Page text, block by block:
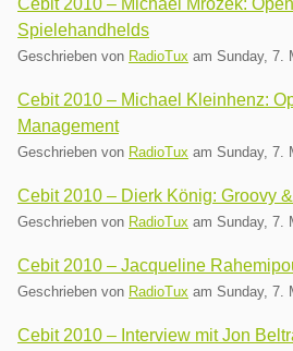
Cebit 2010 – Michael Mrozek:
Spielehandhelds
Geschrieben von RadioTux am Sunday, 7.
Cebit 2010 – Michael Kleinhenz:
Management
Geschrieben von RadioTux am Sunday, 7.
Cebit 2010 – Dierk König: Groovy
Geschrieben von RadioTux am Sunday, 7.
Cebit 2010 – Jacqueline
Geschrieben von RadioTux am Sunday, 7.
Cebit 2010 – Interview mit Jon